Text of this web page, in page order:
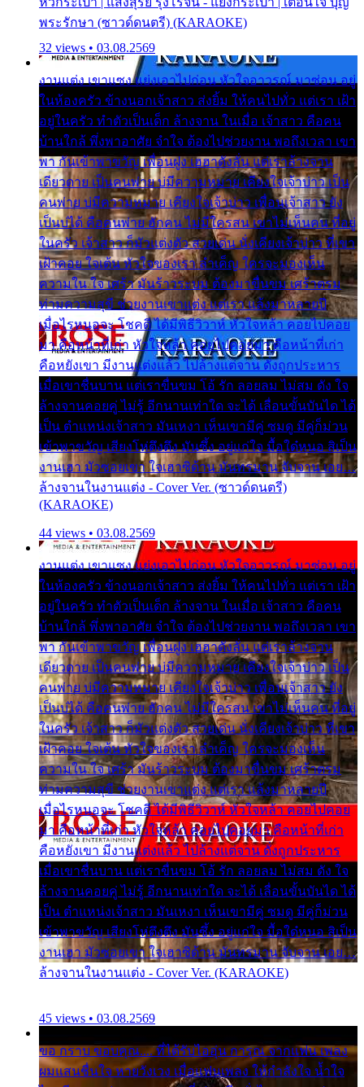
พระรักษา (ซาวด์ดนตรี) (KARAOKE)
32 views • 03.08.2569
งานแต่ง เขาแซง แย่งเอาไปก่อน หัวใจอาวรณ์ มาซ่อน อยู่
ในห้องครัว ข้างนอกเจ้าสาว ส่งยิ้ม ให้คนไปทั่ว แต่เรา เฝ้า
อยู่ในครัว ทำตัวเป็นเด็ก ล้างจาน ในเมื่อ เจ้าสาว คือคน
บ้านใกล้ พึ่งพาอาศัย จำใจ ต้องไปช่วยงาน พอถึงเวลา เขา
พา กันเข้าพาขวัญ เพื่อนฝูง เฮฮาดังลั่น แต่เราล้างจาน
เดียวดาย เป็นคนพ่าย บ่มีความหมาย เคียงใจเจ้าบ่าว เป็น
คนพ่าย บ่มีความหมาย เคียงใจเจ้าบ่าว เพื่อนเจ้าสาว ยัง
เป็นบ่ได้ คือคนพ่าย ฮักคน ไม่มีใครสน เขาไม่เห็นคน ที่อยู่
ในครัว เจ้าสาว ก็มัวแต่งตัว สวยเด่น นั่งเคียงเจ้าบ่าว ที่เขา
เฝ้าคอย ใจเต้น หัวใจของเรา ลำเค็ญ ใครจะมองเห็น
ความใน ใจ เศร้า มันร้าวระบม ต้องมาขื่นขม เศร้าตรม
ท่ามความสุขี ช่วยงานเขาแต่ง แต่เรา แล้งมาหลายปี
เมื่อไรหนอจะ โชคดี ได้มีพิธีวิวาห์ หัวใจหล้า คอยไปคอย
มา คือหน้าที่เก่า หัวใจหล้า คอยไปคอยมา คือหน้าที่เก่า
คือหยังเขา มีงานแต่งแล้ว ไปล้างแต่จาน ดั่งถูกประหาร
เมื่อเขาชื่นบาน แต่เราขื่นขม โอ้ รัก ลอยลม ไม่สม ดัง ใจ
ล้างจานคอยคู่ ไม่รู้ อีกนานเท่าใด จะได้ เลื่อนขั้นบันได ได้
เป็น ตำแหน่งเจ้าสาว มันเหงา เห็นเขามีคู่ ซมดู มีคู่ก็ม่วน
เข้าพาขวัญ เสียงโห่ตึงตึง มันซึ้ง อยู่แก่ใจ มื้อใด๋หนอ สิเป็น
งานเฮา มัวซอยเขา ใจเฮาซิด้าน มันทรมาน จับจาน เอย…
ล้างจานในงานแต่ง - Cover Ver. (ซาวด์ดนตรี)
(KARAOKE)
44 views • 03.08.2569
งานแต่ง เขาแซง แย่งเอาไปก่อน หัวใจอาวรณ์ มาซ่อน อยู่
ในห้องครัว ข้างนอกเจ้าสาว ส่งยิ้ม ให้คนไปทั่ว แต่เรา เฝ้า
อยู่ในครัว ทำตัวเป็นเด็ก ล้างจาน ในเมื่อ เจ้าสาว คือคน
บ้านใกล้ พึ่งพาอาศัย จำใจ ต้องไปช่วยงาน พอถึงเวลา เขา
พา กันเข้าพาขวัญ เพื่อนฝูง เฮฮาดังลั่น แต่เราล้างจาน
เดียวดาย เป็นคนพ่าย บ่มีความหมาย เคียงใจเจ้าบ่าว เป็น
คนพ่าย บ่มีความหมาย เคียงใจเจ้าบ่าว เพื่อนเจ้าสาว ยัง
เป็นบ่ได้ คือคนพ่าย ฮักคน ไม่มีใครสน เขาไม่เห็นคน ที่อยู่
ในครัว เจ้าสาว ก็มัวแต่งตัว สวยเด่น นั่งเคียงเจ้าบ่าว ที่เขา
เฝ้าคอย ใจเต้น หัวใจของเรา ลำเค็ญ ใครจะมองเห็น
ความใน ใจ เศร้า มันร้าวระบม ต้องมาขื่นขม เศร้าตรม
ท่ามความสุขี ช่วยงานเขาแต่ง แต่เรา แล้งมาหลายปี
เมื่อไรหนอจะ โชคดี ได้มีพิธีวิวาห์ หัวใจหล้า คอยไปคอย
มา คือหน้าที่เก่า หัวใจหล้า คอยไปคอยมา คือหน้าที่เก่า
คือหยังเขา มีงานแต่งแล้ว ไปล้างแต่จาน ดั่งถูกประหาร
เมื่อเขาชื่นบาน แต่เราขื่นขม โอ้ รัก ลอยลม ไม่สม ดัง ใจ
ล้างจานคอยคู่ ไม่รู้ อีกนานเท่าใด จะได้ เลื่อนขั้นบันได ได้
เป็น ตำแหน่งเจ้าสาว มันเหงา เห็นเขามีคู่ ซมดู มีคู่ก็ม่วน
เข้าพาขวัญ เสียงโห่ตึงตึง มันซึ้ง อยู่แก่ใจ มื้อใด๋หนอ สิเป็น
งานเฮา มัวซอยเขา ใจเฮาซิด้าน มันทรมาน จับจาน เอย…
ล้างจานในงานแต่ง - Cover Ver. (KARAOKE)
45 views • 03.08.2569
ขอ กราบ ขอบคุณ.... ที่ได้รับไออุ่น การุณ จากแฟน เพลง
ผมแสนชื่นใจ หายวังเวง เมื่อแฟนเพลง ให้กำลังใจ น้ำใจ